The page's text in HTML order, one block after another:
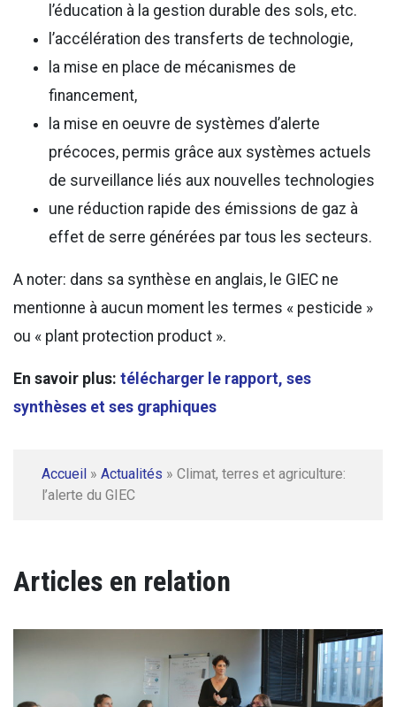
l’éducation à la gestion durable des sols, etc.
l’accélération des transferts de technologie,
la mise en place de mécanismes de
financement,
la mise en oeuvre de systèmes d’alerte
précoces, permis grâce aux systèmes actuels
de surveillance liés aux nouvelles technologies
une réduction rapide des émissions de gaz à
effet de serre générées par tous les secteurs.
A noter: dans sa synthèse en anglais, le GIEC ne
mentionne à aucun moment les termes « pesticide »
ou « plant protection product ».
En savoir plus: télécharger le rapport, ses
synthèses et ses graphiques
Accueil » Actualités » Climat, terres et agriculture:
l’alerte du GIEC
Articles en relation